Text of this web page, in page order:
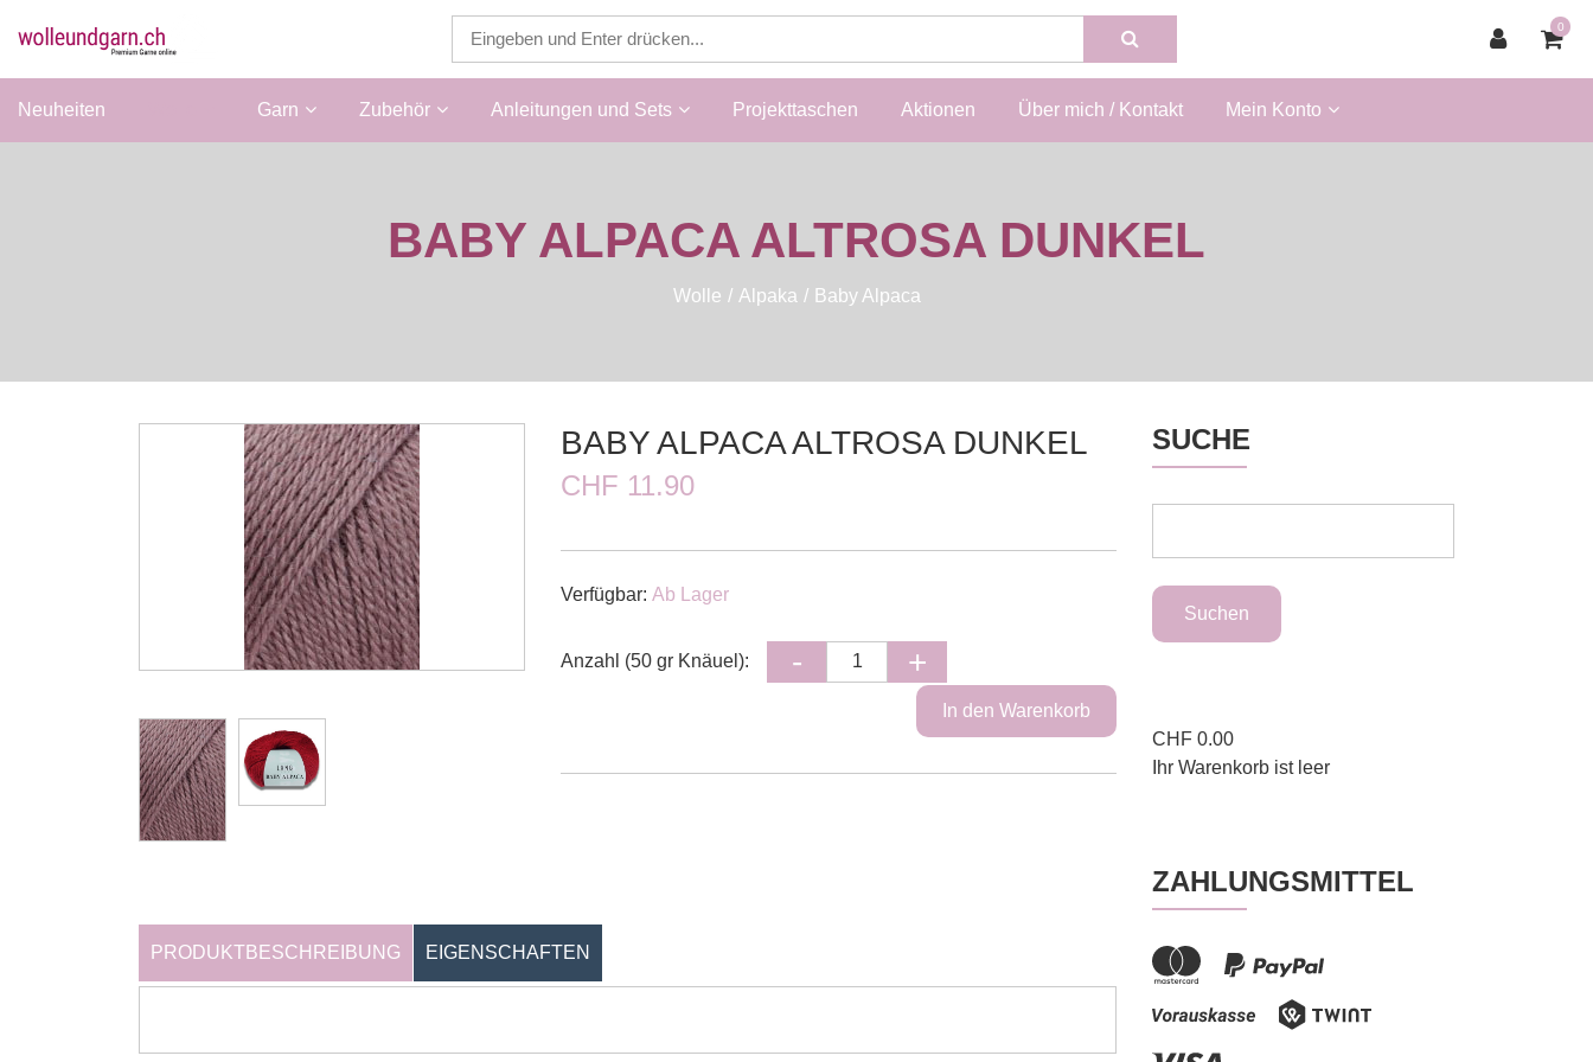
0
Neuheiten Garn Zubehör Anleitungen und Sets Projekttaschen Aktionen Über mich / Kontakt Mein Konto
BABY ALPACA ALTROSA DUNKEL
Wolle Alpaka Baby Alpaca
BABY ALPACA ALTROSA DUNKEL
CHF 11.90
Verfügbar:Ab Lager
Anzahl (50 gr Knäuel):
PRODUKTBESCHREIBUNG EIGENSCHAFTEN
SUCHE
CHF 0.00
Ihr Warenkorb ist leer
ZAHLUNGSMITTEL